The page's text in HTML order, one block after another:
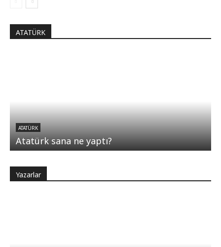
ATATÜRK
ATATÜRK
Atatürk sana ne yaptı?
Yazarlar